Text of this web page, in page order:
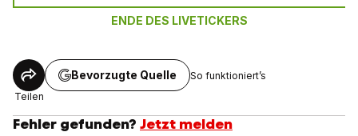
ENDE DES LIVETICKERS
Teilen
Bevorzugte Quelle So funktioniert’s
Fehler gefunden? Jetzt melden